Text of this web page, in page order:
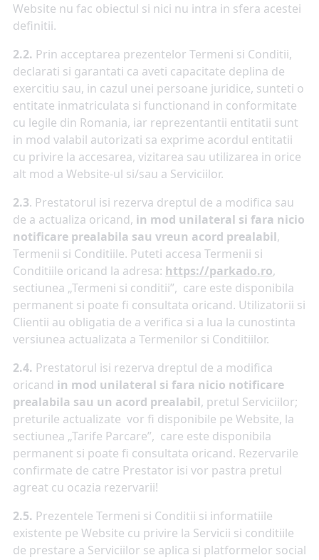
Website nu fac obiectul si nici nu intra in sfera acestei
definitii.
2.2. Prin acceptarea prezentelor Termeni si Conditii,
declarati si garantati ca aveti capacitate deplina de
exercitiu sau, in cazul unei persoane juridice, sunteti o
entitate inmatriculata si functionand in conformitate
cu legile din Romania, iar reprezentantii entitatii sunt
in mod valabil autorizati sa exprime acordul entitatii
cu privire la accesarea, vizitarea sau utilizarea in orice
alt mod a Website-ul si/sau a Serviciilor.
2.3. Prestatorul isi rezerva dreptul de a modifica sau
de a actualiza oricand, in mod unilateral si fara nicio
notificare prealabila sau vreun acord prealabil,
Termenii si Conditiile. Puteti accesa Termenii si
Conditiile oricand la adresa: https://parkado.ro,
sectiunea „Termeni si conditii”, care este disponibila
permanent si poate fi consultata oricand. Utilizatorii si
Clientii au obligatia de a verifica si a lua la cunostinta
versiunea actualizata a Termenilor si Conditiilor.
2.4. Prestatorul isi rezerva dreptul de a modifica
oricand in mod unilateral si fara nicio notificare
prealabila sau un acord prealabil, pretul Serviciilor;
preturile actualizate vor fi disponibile pe Website, la
sectiunea „Tarife Parcare”, care este disponibila
permanent si poate fi consultata oricand. Rezervarile
confirmate de catre Prestator isi vor pastra pretul
agreat cu ocazia rezervarii!
2.5. Prezentele Termeni si Conditii si informatiile
existente pe Website cu privire la Servicii si conditiile
de prestare a Serviciilor se aplica si platformelor social